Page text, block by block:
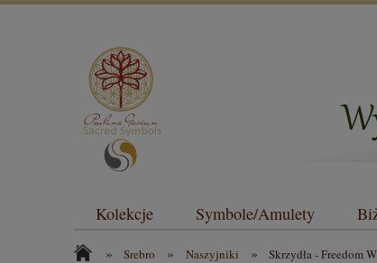
Kolekcje Symbole/Amulety
» Srebro » Naszyjniki » Skrzydła - Freedom